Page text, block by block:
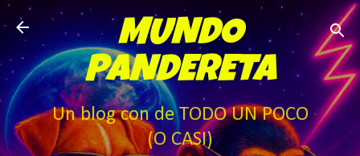
Ir al contenido principal
MUNDO
PANDERETA
Un blog con de TODO UN POCO
(O CASI)